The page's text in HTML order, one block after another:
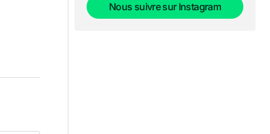
Nous suivre sur Instagram